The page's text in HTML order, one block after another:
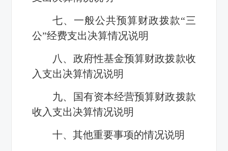
七、一般公共预算财政拨款“三
公”经费支出决算情况说明
八、政府性基金预算财政拨款收
入支出决算情况说明
九、国有资本经营预算财政拨款
收入支出决算情况说明
十、其他重要事项的情况说明